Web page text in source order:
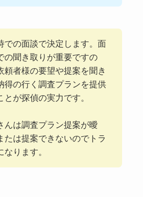
での面談で決定します。面
の聞き取りが重要ですの
頼者様の要望や提案を聞き
得の行く調査プランを提供
とが探偵の実力です。
んは調査プラン提案が曖
たは提案できないのでトラ
なります。